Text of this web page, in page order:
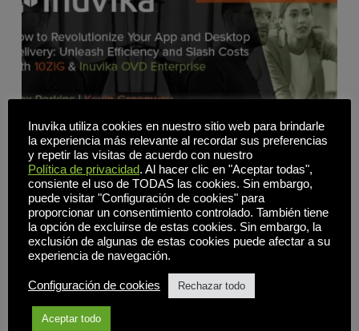
Revolucione la entrega de aplicaciones y escritorios:
Libere la eficiencia y reduzca los costes con 10ZiG e
Inuvika OVD
Cómo revolucionar la entrega de aplicaciones y escritorios:
Dé rienda suelta a la eficiencia y reduzca los costes con
10ZiG e Inuvika OVD Enterprise Únase a nosotros, ya que
Inuvika utiliza cookies en nuestro sitio web para brindarle
la experiencia más relevante al recordar sus preferencias
y repetir las visitas de acuerdo con nuestro
Política de privacidad. Al hacer clic en "Aceptar todas",
consiente el uso de TODAS las cookies. Sin embargo,
puede visitar "Configuración de cookies" para
proporcionar un consentimiento controlado. También tiene
la opción de excluirse de estas cookies. Sin embargo, la
exclusión de algunas de estas cookies puede afectar a su
experiencia de navegación.
Configuración de cookies Rechazar todo
Aceptar todo